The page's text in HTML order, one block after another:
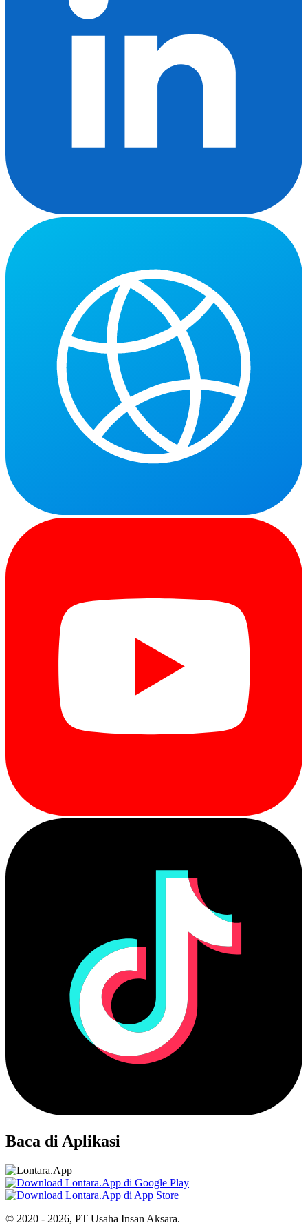
Baca di Aplikasi
© 2020 - 2026, PT Usaha Insan Aksara.